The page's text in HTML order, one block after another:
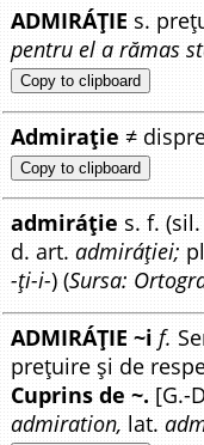
ADMIRÁȚIE s.
pentru el a rămas
Copy to clipboard
Admirație ≠
Copy to clipboard
admiráție s. f.
d. art.admiráției;
-ți-i-) (Sursa:
ADMIRÁȚIE ~i f.
prețuire și de
Cuprins de ~. [G.-
admiration, lat.